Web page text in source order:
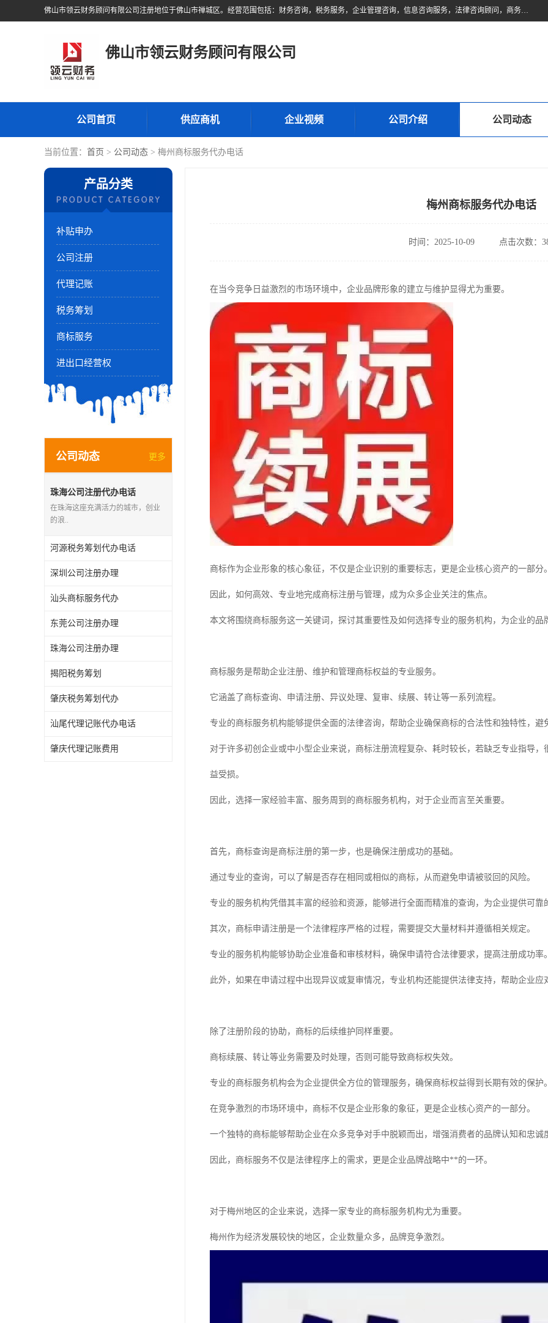
佛山市领云财务顾问有限公司注册地位于佛山市禅城区。经营范围包括：财务咨询，税务服务，企业管理咨询，信息咨询服务，法律咨询顾问，商务代理代办等服务；主要项目有：代理记账，旧账账务处理，疑难账务处理，建账审账；纳税申报，网上申请发票，企业税务分析、审查与评估；注册个体工商户，注册公司，公司注销；企业名称、地址、法人、股东、经营范围、营业期限等资料变更；商标注册、商标转让。财税审计、税务咨询、公司年审。
佛山市领云财务顾问有限公司
公司首页 供应商机 企业视频 公司介绍 公司动态
当前位置： 首页 > 公司动态 > 梅州商标服务代办电话
产品分类
补贴申办
公司注册
代理记账
税务筹划
商标服务
进出口经营权
公司动态 更多
珠海公司注册代办电话
在珠海这座充满活力的城市，创业
的浪..
河源税务筹划代办电话
深圳公司注册办理
汕头商标服务代办
东莞公司注册办理
珠海公司注册办理
揭阳税务筹划
肇庆税务筹划代办
汕尾代理记账代办电话
肇庆代理记账费用
梅州商标服务代办电话
时间：2025-10-09 点击次数：
在当今竞争日益激烈的市场环境中，企业品牌形象的建立与维护显得尤为重要。
商标作为企业形象的核心象征，不仅是企业识别的重要标志，更是企业核心资产的一部分
因此，如何高效、专业地完成商标注册与管理，成为众多企业关注的焦点。
本文将围绕商标服务这一关键词，探讨其重要性及如何选择专业的服务机构，为企业的品
商标服务是帮助企业注册、维护和管理商标权益的专业服务。
它涵盖了商标查询、申请注册、异议处理、复审、续展、转让等一系列流程。
专业的商标服务机构能够提供全面的法律咨询，帮助企业确保商标的合法性和独特性，
对于许多初创企业或中小型企业来说，商标注册流程复杂、耗时较长，若缺乏专业指导
益受损。
因此，选择一家经验丰富、服务周到的商标服务机构，对于企业而言至关重要。
首先，商标查询是商标注册的第一步，也是确保注册成功的基础。
通过专业的查询，可以了解是否存在相同或相似的商标，从而避免申请被驳回的风险。
专业的服务机构凭借其丰富的经验和资源，能够进行全面而精准的查询，为企业提供可靠
其次，商标申请注册是一个法律程序严格的过程，需要提交大量材料并遵循相关规定。
专业的服务机构能够协助企业准备和审核材料，确保申请符合法律要求，提高注册成功率
此外，如果在申请过程中出现异议或复审情况，专业机构还能提供法律支持，帮助企业应
除了注册阶段的协助，商标的后续维护同样重要。
商标续展、转让等业务需要及时处理，否则可能导致商标权失效。
专业的商标服务机构会为企业提供全方位的管理服务，确保商标权益得到长期有效的保护
在竞争激烈的市场环境中，商标不仅是企业形象的象征，更是企业核心资产的一部分。
一个独特的商标能够帮助企业在众多竞争对手中脱颖而出，增强消费者的品牌认知和忠诚
因此，商标服务不仅是法律程序上的需求，更是企业品牌战略中**的一环。
对于梅州地区的企业来说，选择一家专业的商标服务机构尤为重要。
梅州作为经济发展较快的地区，企业数量众多，品牌竞争激烈。